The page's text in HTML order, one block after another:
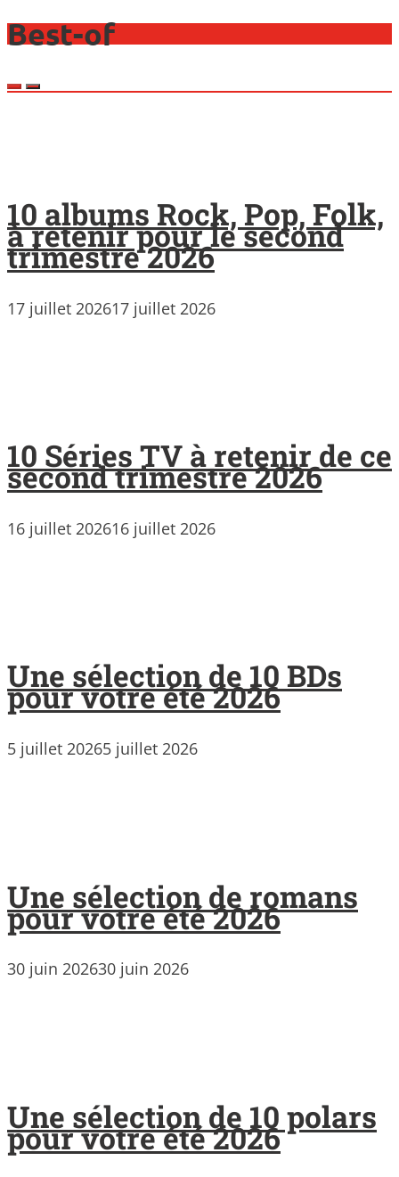
Best-of
10 albums Rock, Pop, Folk,
à retenir pour le second
trimestre 2026
17 juillet 202617 juillet 2026
10 Séries TV à retenir de ce
second trimestre 2026
16 juillet 202616 juillet 2026
Une sélection de 10 BDs
pour votre été 2026
5 juillet 20265 juillet 2026
Une sélection de romans
pour votre été 2026
30 juin 202630 juin 2026
Une sélection de 10 polars
pour votre été 2026